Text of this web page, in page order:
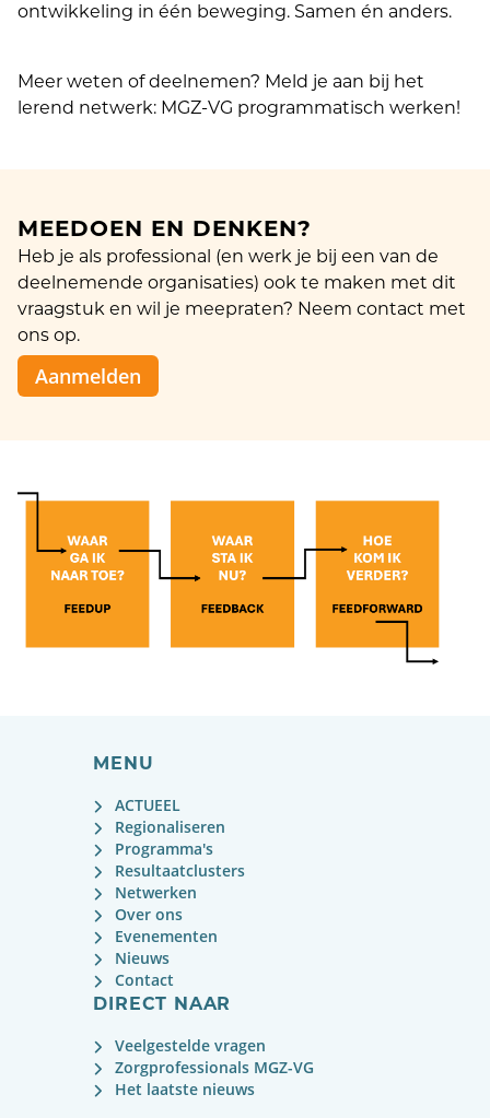
ontwikkeling in één beweging. Samen én anders.
Meer weten of deelnemen? Meld je aan bij het
lerend netwerk: MGZ-VG programmatisch werken!
MEEDOEN EN DENKEN?
Heb je als professional (en werk je bij een van de
deelnemende organisaties) ook te maken met dit
vraagstuk en wil je meepraten? Neem contact met
ons op.
Aanmelden
MENU
ACTUEEL
Regionaliseren
Programma's
Resultaatclusters
Netwerken
Over ons
Evenementen
Nieuws
Contact
DIRECT NAAR
Veelgestelde vragen
Zorgprofessionals MGZ-VG
Het laatste nieuws